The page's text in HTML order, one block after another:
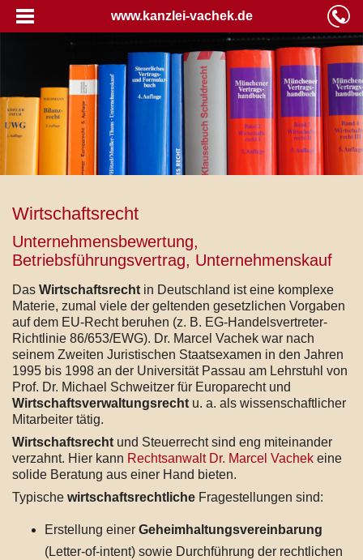
www.kanzlei-vachek.de
Wirtschaftsrecht
Unternehmensbewertung,
Betriebsführungsvertrag, Unternehmenskauf
Das Wirtschaftsrecht in Deutschland ist eine komplexe
Materie, zumal viele der geltenden gesetzlichen Vorgaben
auf dem EU-Recht beruhen (z. B. EG-Handelsvertreter-
Richtlinie 86/653/EWG). Dr. Marcel Vachek war nach
seinem Zweiten Juristischen Staatsexamen in den Jahren
1995 bis 1998 an der Universität Passau am Lehrstuhl von
Prof. Dr. Michael Schweitzer für Europarecht und
Wirtschaftsverwaltungsrecht u. a. als wissenschaftlicher
Mitarbeiter tätig.
Wirtschaftsrecht und Steuerrecht sind eng miteinander
verzahnt. Hier kann Rechtsanwalt Dr. Marcel Vachek eine
solide Beratung aus einer Hand bieten.
Typische wirtschaftsrechtliche Fragestellungen sind:
Erstellung einer Geheimhaltungsvereinbarung
(Letter-of-intent) sowie Durchführung der rechtlichen